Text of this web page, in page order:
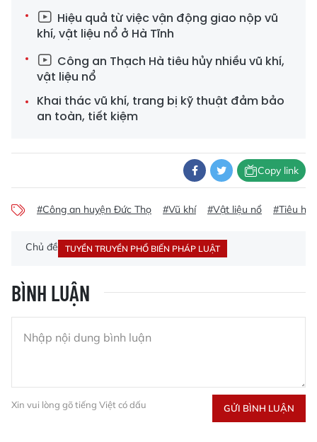
Hiệu quả từ việc vận động giao nộp vũ
khí, vật liệu nổ ở Hà Tĩnh
Công an Thạch Hà tiêu hủy nhiều vũ khí,
vật liệu nổ
Khai thác vũ khí, trang bị kỹ thuật đảm bảo
an toàn, tiết kiệm
Copy link
#Công an huyện Đức Thọ #Vũ khí #Vật liệu nổ #Tiêu
Chủ đề TUYỀN TRUYỀN PHỔ BIẾN PHÁP LUẬT
BÌNH LUẬN
Xin vui lòng gõ tiếng Việt có dấu GỬI BÌNH LUẬN